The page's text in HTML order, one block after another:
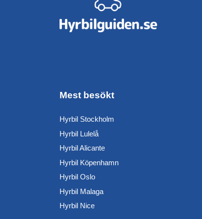
Mest besökt
Hyrbil Stockholm
Hyrbil Lulelå
Hyrbil Alicante
Hyrbil Köpenhamn
Hyrbil Oslo
Hyrbil Malaga
Hyrbil Nice